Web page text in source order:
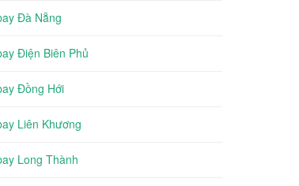
Đà Nẵng
Điện Biên Phủ
Đồng Hới
Liên Khương
Long Thành